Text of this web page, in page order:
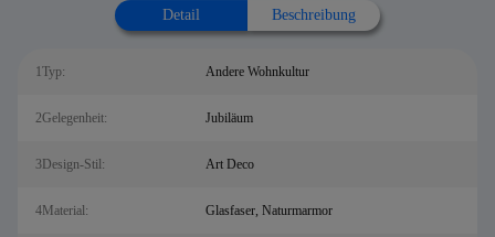
Detail Beschreibung
1Typ: Andere Wohnkultur
2Gelegenheit: Jubiläum
3Design-Stil: Art Deco
4Material: Glasfaser, Naturmarmor